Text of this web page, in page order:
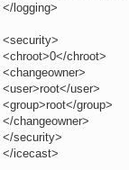
</logging>
<security>
<chroot>0</chroot>
<changeowner>
<user>root</user>
<group>root</group>
</changeowner>
</security>
</icecast>